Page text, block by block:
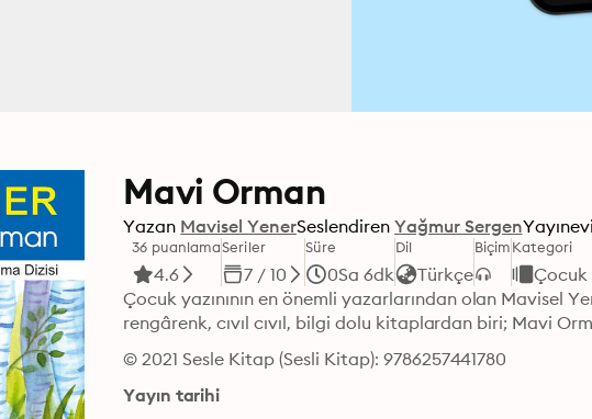
Mavi Orman
Yazan Mavisel YenerSeslendiren Yağmur Sergen
36 puanlama
4.6
Seriler
7 / 10
Süre
0Sa 6dk
Dil
Türkçe
BiçimKategori
Çocuk
Çocuk yazınının en önemli yazarlarından olan Mavisel
rengârenk, cıvıl cıvıl, bilgi dolu kitaplardan biri; Mavi
© 2021 Sesle Kitap (Sesli Kitap): 9786257441780
Yayın tarihi